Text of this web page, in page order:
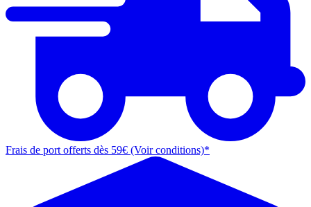
Frais de port offerts dès 59€ (Voir conditions)*